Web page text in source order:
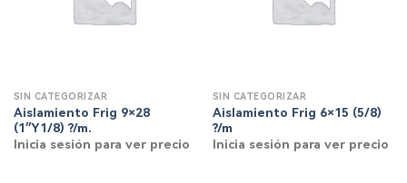
SIN CATEGORIZAR
Aislamiento Frig 9×28
(1″Y1/8) ?/m.
Inicia sesión para ver precio
SIN CATEGORIZAR
Aislamiento Frig 6×15 (5/8)
?/m
Inicia sesión para ver precio